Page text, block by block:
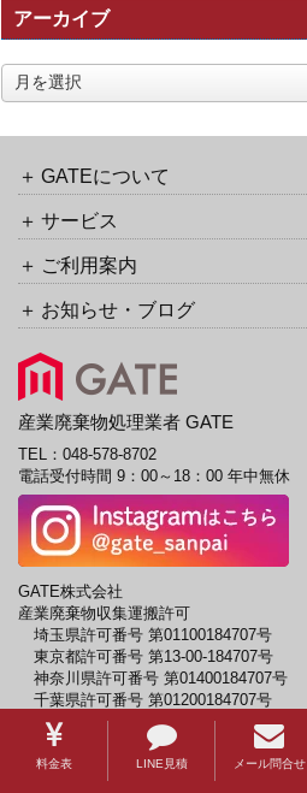
料金表 LINE見積 メール問合せ
アーカイブ
ア
ー
GATEについて
サービス
ご利用案内
お知らせ・ブログ
産業廃棄物処理業者 GATE
TEL： 048-578-8702
電話受付時間 9：00～18：00 年中無休
GATE株式会社
産業廃棄物収集運搬許可
埼玉県許可番号 第01100184707号
東京都許可番号 第13-00-184707号
神奈川県許可番号 第01400184707号
千葉県許可番号 第01200184707号
茨城県許可番号 第00801184707号
栃木県許可番号 第00900184707号
群馬県許可番号 第01000184707号